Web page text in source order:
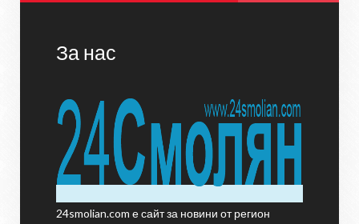
За нас
24smolian.com е сайт за новини от регион